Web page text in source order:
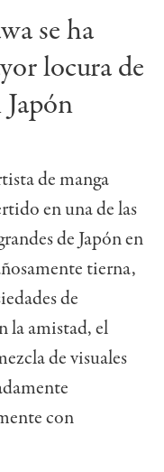
se ha
locura de
de manga
en una de las
de Japón en
tierna,
de
la amistad, el
de visuales
con